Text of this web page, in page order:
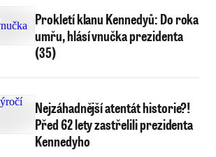
Prokletí klanu Kennedyů: Do roka
umřu, hlásí vnučka prezidenta
(35)
Nejzáhadnější atentát historie?!
Před 62 lety zastřelili prezidenta
Kennedyho